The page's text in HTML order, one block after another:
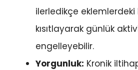
ilerledikçe eklemlerdeki
kısıtlayarak günlük
engelleyebilir.
Yorgunluk: Kronik